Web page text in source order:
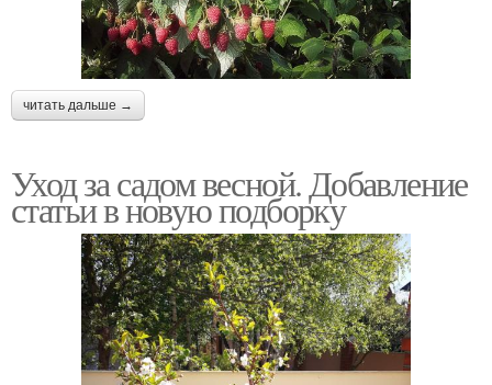
читать дальше →
Уход за садом весной. Добавление
статьи в новую подборку